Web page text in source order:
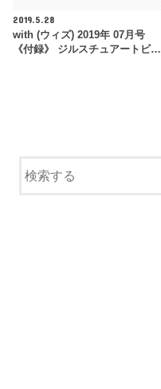
2019.5.28
with (ウィズ) 2019年 07月号
《付録》 ジルスチュアートビ…